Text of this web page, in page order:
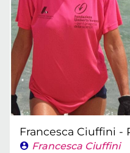
Francesca Ciuffini -
Francesca Ciuffini